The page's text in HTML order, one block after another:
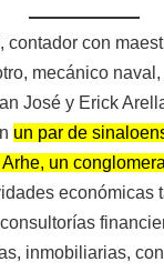
contador con
mecánico
José y Erick
un par de
un
económicas
inmobiliarias,